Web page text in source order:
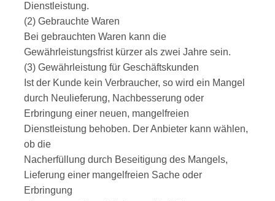
Dienstleistung.
(2) Gebrauchte Waren
Bei gebrauchten Waren kann die
Gewährleistungsfrist kürzer als zwei Jahre sein.
(3) Gewährleistung für Geschäftskunden
Ist der Kunde kein Verbraucher, so wird ein Mangel
durch Neulieferung, Nachbesserung oder
Erbringung einer neuen, mangelfreien
Dienstleistung behoben. Der Anbieter kann wählen,
ob die
Nacherfüllung durch Beseitigung des Mangels,
Lieferung einer mangelfreien Sache oder
Erbringung